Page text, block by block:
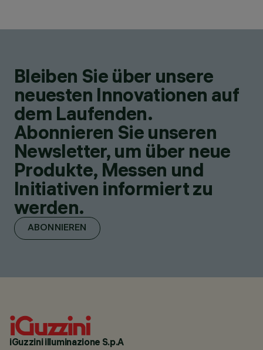
Bleiben Sie über unsere
neuesten Innovationen auf
dem Laufenden.
Abonnieren Sie unseren
Newsletter, um über neue
Produkte, Messen und
Initiativen informiert zu
werden.
ABONNIEREN
iGuzzini illuminazione S.p.A